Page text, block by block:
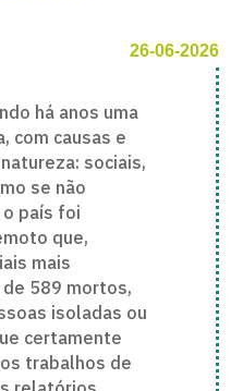
26-06-2026
há anos uma
com causas e
sociais,
se não
o país foi
que,
mais
589 mortos,
isoladas ou
certamente
trabalhos de